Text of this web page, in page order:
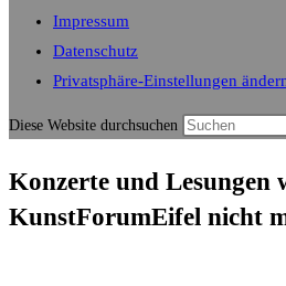
Impressum
Datenschutz
Privatsphäre-Einstellungen
Diese Website durchsuchen
Konzerte und Lesungen
KunstForumEifel nicht